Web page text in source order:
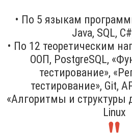
• По 5 языкам
Java, SQL,
• По 12 теоретическим
ООП, PostgreSQL,
тестирование»,
тестирование», Git,
«Алгоритмы и структуры
Linux